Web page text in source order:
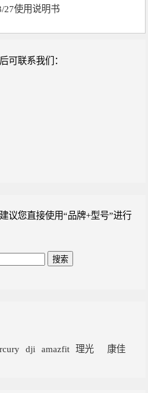
27使用说明书
可联系我们：
议您直接使用“品牌+型号”进行
dji amazfit 理光
康佳